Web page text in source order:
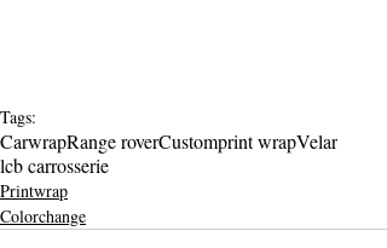
Tags:
CarwrapRange roverCustomprint wrapVelar
lcb carrosserie
Printwrap
Colorchange